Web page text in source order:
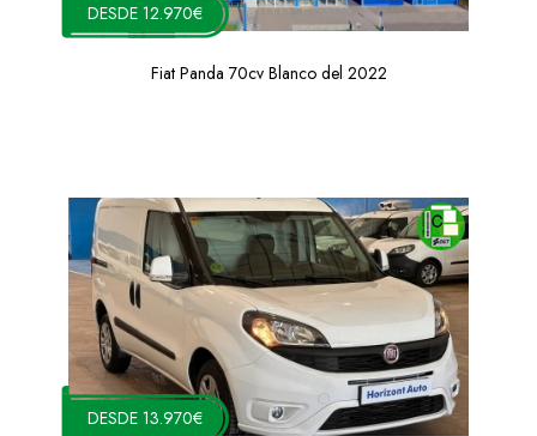
DESDE 12.970€
Fiat Panda 70cv Blanco del 2022
DESDE 13.970€